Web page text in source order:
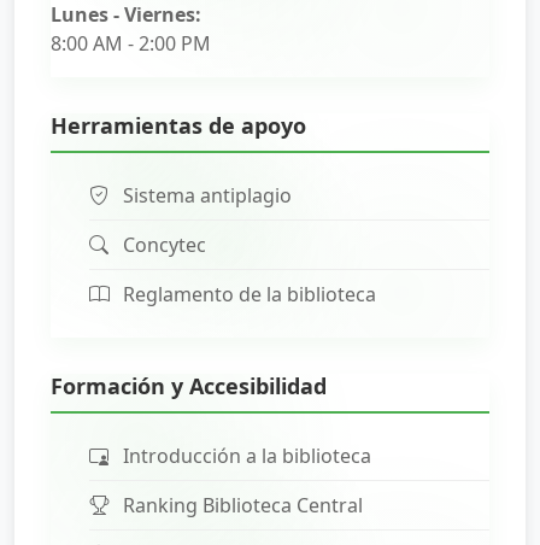
Lunes - Viernes:
8:00 AM - 2:00 PM
Herramientas de apoyo
Sistema antiplagio
Concytec
Reglamento de la biblioteca
Formación y Accesibilidad
Introducción a la biblioteca
Ranking Biblioteca Central